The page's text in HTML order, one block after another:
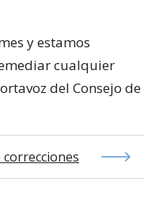
y estamos
cualquier
del Consejo de